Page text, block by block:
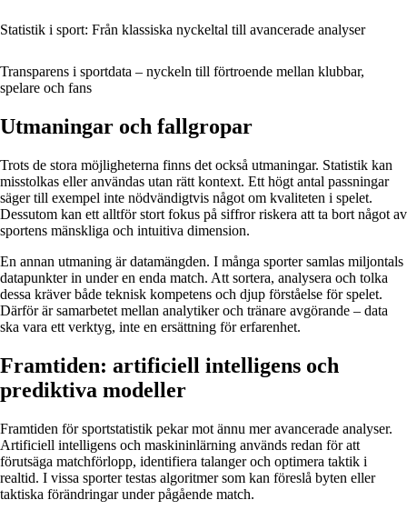
Statistik i sport: Från klassiska nyckeltal till avancerade analyser
Transparens i sportdata – nyckeln till förtroende mellan klubbar,
spelare och fans
Utmaningar och fallgropar
Trots de stora möjligheterna finns det också utmaningar. Statistik kan
misstolkas eller användas utan rätt kontext. Ett högt antal passningar
säger till exempel inte nödvändigtvis något om kvaliteten i spelet.
Dessutom kan ett alltför stort fokus på siffror riskera att ta bort något av
sportens mänskliga och intuitiva dimension.
En annan utmaning är datamängden. I många sporter samlas miljontals
datapunkter in under en enda match. Att sortera, analysera och tolka
dessa kräver både teknisk kompetens och djup förståelse för spelet.
Därför är samarbetet mellan analytiker och tränare avgörande – data
ska vara ett verktyg, inte en ersättning för erfarenhet.
Framtiden: artificiell intelligens och
prediktiva modeller
Framtiden för sportstatistik pekar mot ännu mer avancerade analyser.
Artificiell intelligens och maskininlärning används redan för att
förutsäga matchförlopp, identifiera talanger och optimera taktik i
realtid. I vissa sporter testas algoritmer som kan föreslå byten eller
taktiska förändringar under pågående match.